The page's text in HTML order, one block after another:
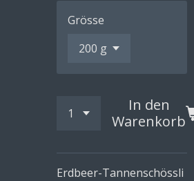
Grösse
In den
Warenkorb
Erdbeer-Tannenschössli